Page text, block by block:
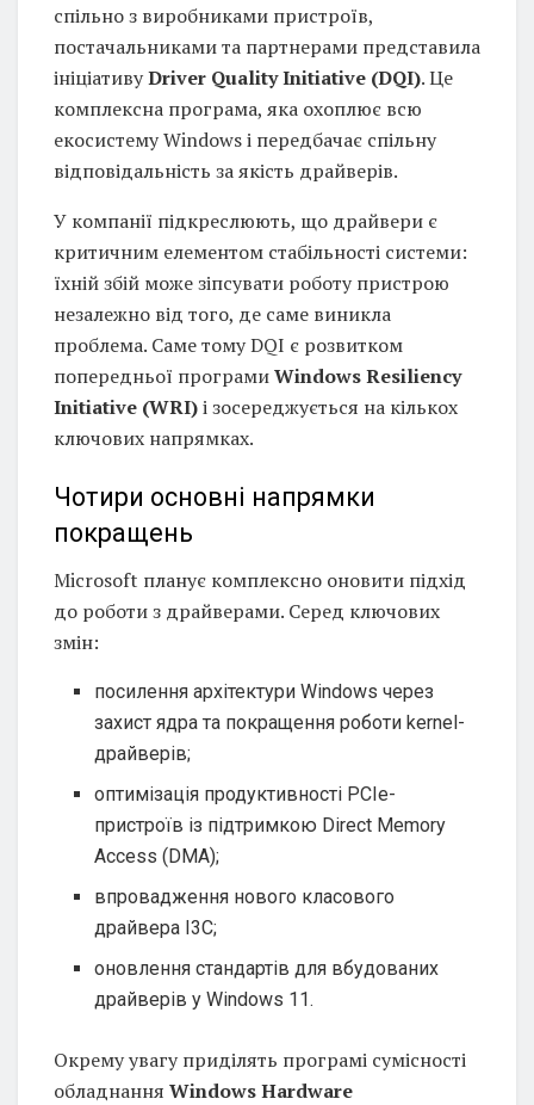
спільно з виробниками пристроїв,
постачальниками та партнерами представила
ініціативуDriver Quality Initiative (DQI). Це
комплексна програма, яка охоплює всю
екосистему Windows і передбачає спільну
відповідальність за якість драйверів.
У компанії підкреслюють, що драйвери є
критичним елементом стабільності системи:
їхній збій може зіпсувати роботу пристрою
незалежно від того, де саме виникла
проблема. Саме тому DQI є розвитком
попередньої програмиWindows Resiliency
Initiative (WRI)і зосереджується на кількох
ключових напрямках.
Чотири основні напрямки
покращень
Microsoft планує комплексно оновити підхід
до роботи з драйверами. Серед ключових
змін:
посилення архітектури Windows через
захист ядра та покращення роботи kernel-
драйверів;
оптимізація продуктивності PCIe-
пристроїв із підтримкою Direct Memory
Access (DMA);
впровадження нового класового
драйвера I3C;
оновлення стандартів для вбудованих
драйверів у Windows 11.
Окрему увагу приділять програмі сумісності
обладнання Windows Hardware